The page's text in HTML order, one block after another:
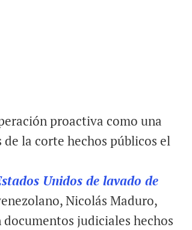
proactiva como una
la corte hechos públicos el
Unidos de lavado de
Nicolás Maduro,
judiciales hechos